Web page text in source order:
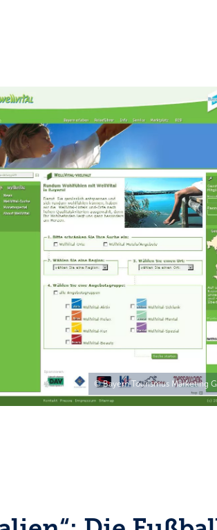
© Bayern Tourismus Marketing